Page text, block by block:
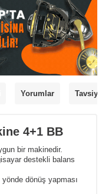
Yorumlar
4+1 BB
bir makinedir.
destekli balans
dönüş yapması